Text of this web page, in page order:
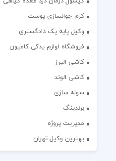
کرم جوانسازی پوست
وکیل پایه یک دادگستری
فروشگاه لوازم یدکی کامیون
کاشی البرز
کاشی الوند
سوله سازی
برندینگ
مدیریت پروژه
بهترین وکیل تهران